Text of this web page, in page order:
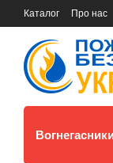
Каталог Про нас
Документи